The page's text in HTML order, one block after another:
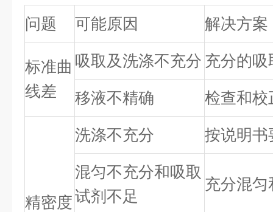
问题
可能原因 解决方案
标准曲
线差
吸取及洗涤不充分 充分的
移液不精确 检查和校
精密度
洗涤不充分 按说明书
混匀不充分和吸取
试剂不足
充分混